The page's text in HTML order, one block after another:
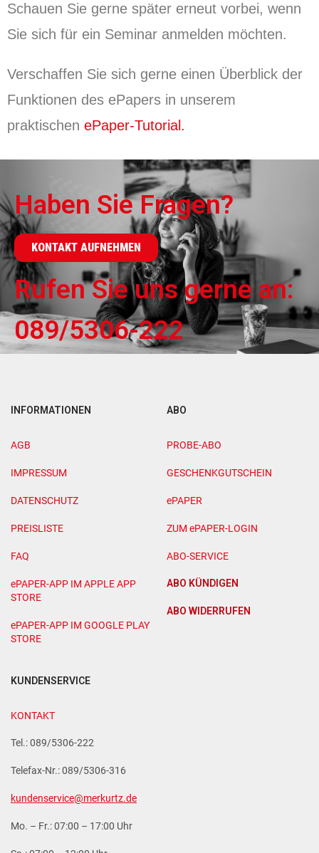
Schauen Sie gerne später erneut vorbei, wenn
Sie sich für ein Seminar anmelden möchten.
Verschaffen Sie sich gerne einen Überblick der
Funktionen des ePapers in unserem
praktischen ePaper-Tutorial.
Haben Sie Fragen?
KONTAKT AUFNEHMEN
Rufen Sie uns gerne an:
089/5306-222
INFORMATIONEN
AGB
IMPRESSUM
DATENSCHUTZ
PREISLISTE
FAQ
ePAPER-APP IM APPLE APP
STORE
ePAPER-APP IM GOOGLE PLAY
STORE
ABO
PROBE-ABO
GESCHENKGUTSCHEIN
ePAPER
ZUM ePAPER-LOGIN
ABO-SERVICE
ABO KÜNDIGEN
ABO WIDERRUFEN
KUNDENSERVICE
KONTAKT
Tel.: 089/5306-222
Telefax-Nr.: 089/5306-316
kundenservice@merkurtz.de
Mo. – Fr.: 07:00 – 17:00 Uhr